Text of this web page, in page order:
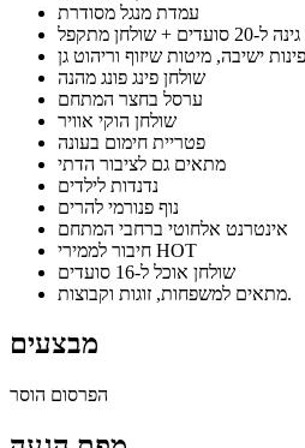
עמדת מנגל מסודרת
+ שולחן מתקפל
פינות ישיבה, מיטות שיזוף וריהוט גן
שולחן פינג פונג מהנה
ערסל בחצר המתחם
שולחן הוקי אוויר
פטריית חימום בעונה
מתאים גם לציבור הדתי
נדנדות לילדים
נוף פנורמי להרים
אינטרנט אלחוטי ברחבי המתחם
חיבור לממירי HOT
שולחן אוכל ל-16 סועדים
מתאים למשפחות, זוגות וקבוצות.
מבצעים
הפרסום הוסר